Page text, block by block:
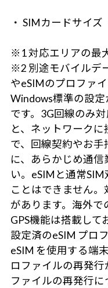
・ SIMカードサイズ
※1 対応エリアの最
※2 別途モバイルデ
やeSIMのプロファ
Windows標準の設
です。3G回線のみ
と、ネットワーク
で、回線契約やお
に、あらかじめ通
い。eSIMと通常
ことはできません
があります。海外で
GPS機能は搭載して
設定済のeSIM プロ
eSIM を使用する端
ロファイルの再発行
ファイルの再発行